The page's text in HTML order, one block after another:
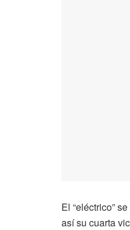
El “eléctrico”
así su cuarta